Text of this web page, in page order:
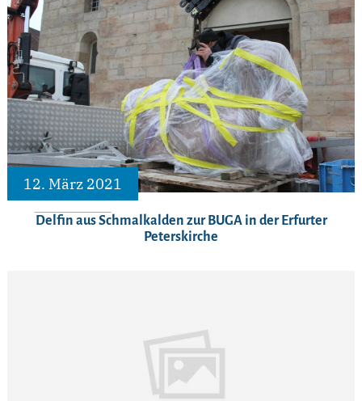
12. März 2021
Delfin aus Schmalkalden zur BUGA in der Erfurter
Peterskirche